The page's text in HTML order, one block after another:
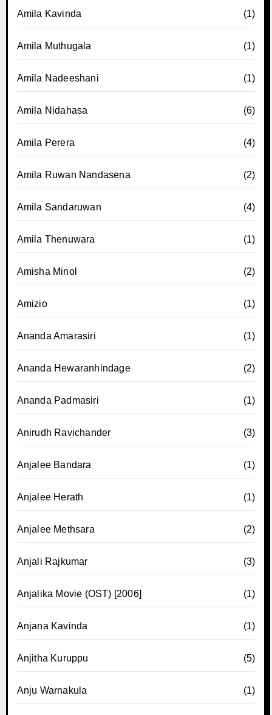
Amila Kavinda (1)
Amila Muthugala (1)
Amila Nadeeshani (1)
Amila Nidahasa (6)
Amila Perera (4)
Amila Ruwan Nandasena (2)
Amila Sandaruwan (4)
Amila Thenuwara (1)
Amisha Minol (2)
Amizio (1)
Ananda Amarasiri (1)
Ananda Hewaranhindage (2)
Ananda Padmasiri (1)
Anirudh Ravichander (3)
Anjalee Bandara (1)
Anjalee Herath (1)
Anjalee Methsara (2)
Anjali Rajkumar (3)
Anjalika Movie (OST) [2006] (1)
Anjana Kavinda (1)
Anjitha Kuruppu (5)
Anju Warnakula (1)